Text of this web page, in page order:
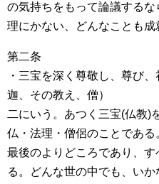
の気持ちをもって論議する
理にかない、どんなことも成
第二条
・三宝を深く尊敬し、尊び
迦、その教え、僧）
二にいう。あつく三宝(仏教)
仏・法理・僧侶のことであ
最後のよりどころであり、
る。どんな世の中でも、い